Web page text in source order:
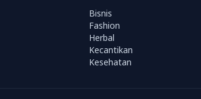
Bisnis
Fashion
Herbal
Kecantikan
Kesehatan